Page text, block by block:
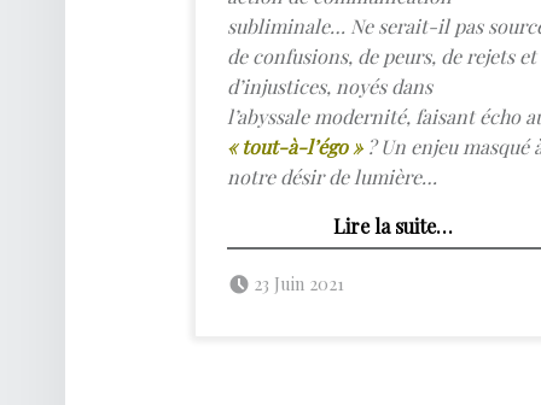
subliminale… Ne serait-il pas
de confusions, de peurs, de rejets et
d’injustices, noyés dans
l’abyssale modernité, faisant écho
« tout-à-l’égo »? Un enjeu masqué
notre désir de lumière…
Lire la suite“Le coaching de vie est-il le nouveau sésame de la modernité ?”
…
23 Juin 2021